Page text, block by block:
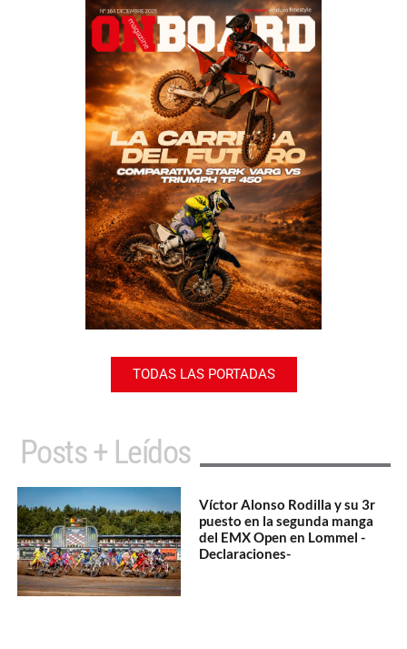
TODAS LAS PORTADAS
Posts + Leídos
Víctor Alonso Rodilla y su 3r
puesto en la segunda manga
del EMX Open en Lommel -
Declaraciones-